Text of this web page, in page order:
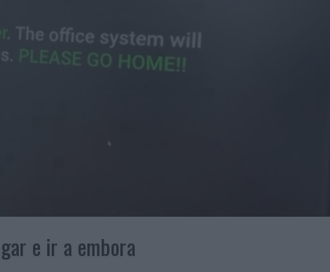
e ir a embora